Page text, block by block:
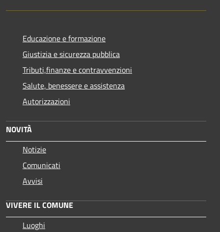
Educazione e formazione
Giustizia e sicurezza pubblica
Tributi,finanze e contravvenzioni
Salute, benessere e assistenza
Autorizzazioni
NOVITÀ
Notizie
Comunicati
Avvisi
VIVERE IL COMUNE
Luoghi